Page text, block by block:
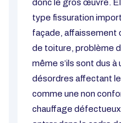
donc le gros œuvre.
type fissuration
façade, affaissement
de toiture, problème
même s’ils sont dus à
désordres affectant
comme une non
chauffage